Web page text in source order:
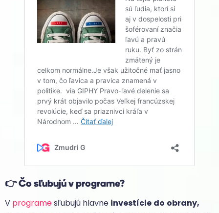
👉Čo sľubujú v programe?
V programesľubujú hlavne investície do obrany,